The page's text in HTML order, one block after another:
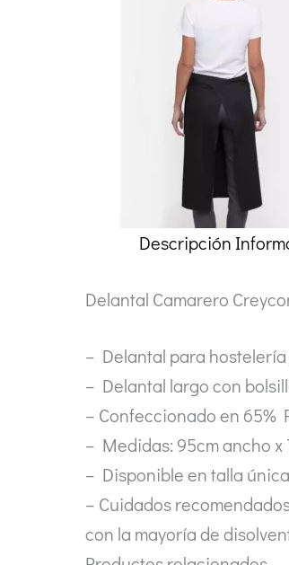
Descripción
Delantal Camarero
– Delantal para
– Delantal largo con
– Confeccionado en 65%
– Medidas: 95cm ancho x
– Disponible en talla
– Cuidados
con la mayoría de